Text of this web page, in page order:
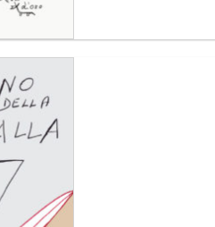
Aggiungi
alla lista
dei
desideri